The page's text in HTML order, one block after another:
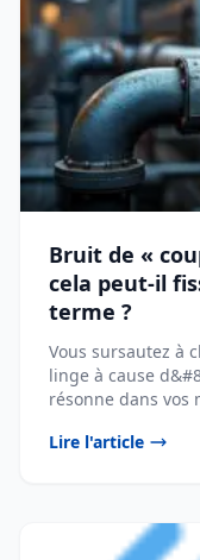
Bruit de «
cela peut-il
terme ?
Vous sursautez à
linge à cause
résonne dans vos
Lire l'article